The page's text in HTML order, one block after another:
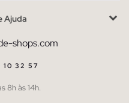
Ajuda
shops.com
10 32 57
8h às 14h.